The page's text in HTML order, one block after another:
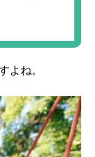
よね。